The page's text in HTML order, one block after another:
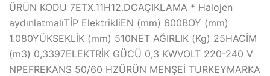
ÜRÜN KODU 7ETX.11H12.DCAÇIKLAMA * Halojen
aydınlatmalıTİP ElektrikliEN (mm) 600BOY (mm)
1.080YÜKSEKLİK (mm) 510NET AĞIRLIK (Kg) 25HACİM
(m3) 0,3397ELEKTRİK GÜCÜ 0,3 KWVOLT 220-240 V
NPEFREKANS 50/60 HZÜRÜN MENŞEİ TURKEYMARKA